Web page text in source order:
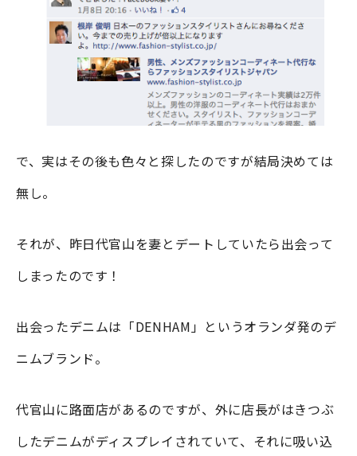
で、実はその後も色々と探したのですが結局決めては
無し。
それが、昨日代官山を妻とデートしていたら出会って
しまったのです！
出会ったデニムは「DENHAM」というオランダ発のデ
ニムブランド。
代官山に路面店があるのですが、外に店長がはきつぶ
したデニムがディスプレイされていて、それに吸い込